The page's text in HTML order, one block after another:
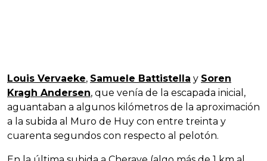
Louis Vervaeke, Samuele Battistella y Soren
Kragh Andersen, que venía de la escapada inicial,
aguantaban a algunos kilómetros de la aproximación
a la subida al Muro de Huy con entre treinta y
cuarenta segundos con respecto al pelotón.